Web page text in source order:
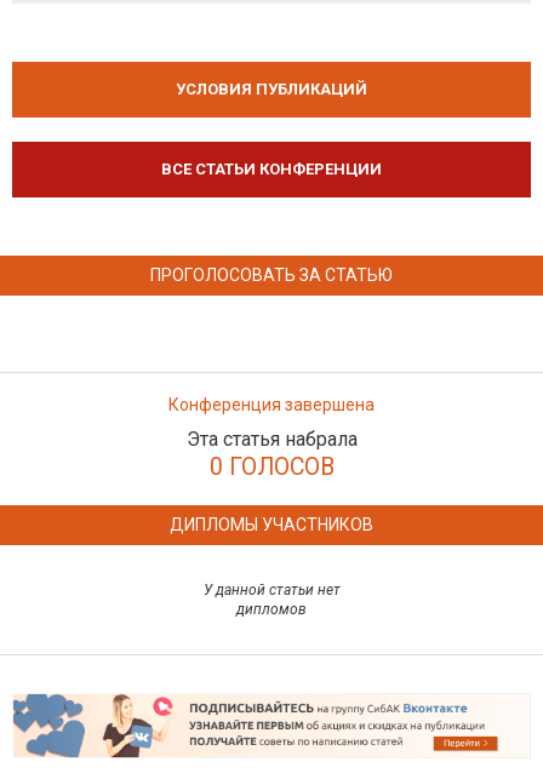
УСЛОВИЯ ПУБЛИКАЦИЙ
ВСЕ СТАТЬИ КОНФЕРЕНЦИИ
ПРОГОЛОСОВАТЬ ЗА СТАТЬЮ
Конференция завершена
Эта статья набрала
0 ГОЛОСОВ
ДИПЛОМЫ УЧАСТНИКОВ
У данной статьи нет
дипломов